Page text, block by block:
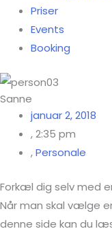
Priser
Events
Booking
Sanne
januar 2, 2018
,2:35 pm
,Personale
Forkæl dig selv med
Når man skal vælge
denne side kan du